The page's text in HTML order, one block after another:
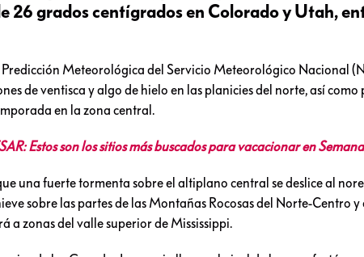
26 grados centígrados en Colorado y Utah,
Meteorológica del Servicio Meteorológico Nacional
de ventisca y algo de hielo en las planicies del norte, así
en la zona central.
Estos son los sitios más buscados para vacacionar en
una fuerte tormenta sobre el altiplano central se deslice al
sobre las partes de las Montañas Rocosas del Norte-Centro y
a zonas del valle superior de Mississippi.